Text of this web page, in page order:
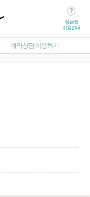
상담권
이용안내
예약상담 이용하기